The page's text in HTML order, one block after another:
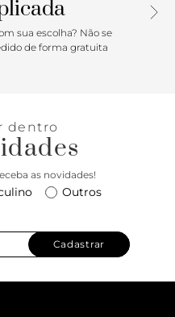
sua escolha? Não se
de forma gratuita
dentro
as novidades!
Outros
Cadastrar